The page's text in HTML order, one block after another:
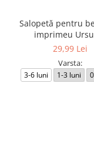
Salopetă pentru
imprimeu
29,99 Lei
Varsta:
3-6 luni 1-3 luni